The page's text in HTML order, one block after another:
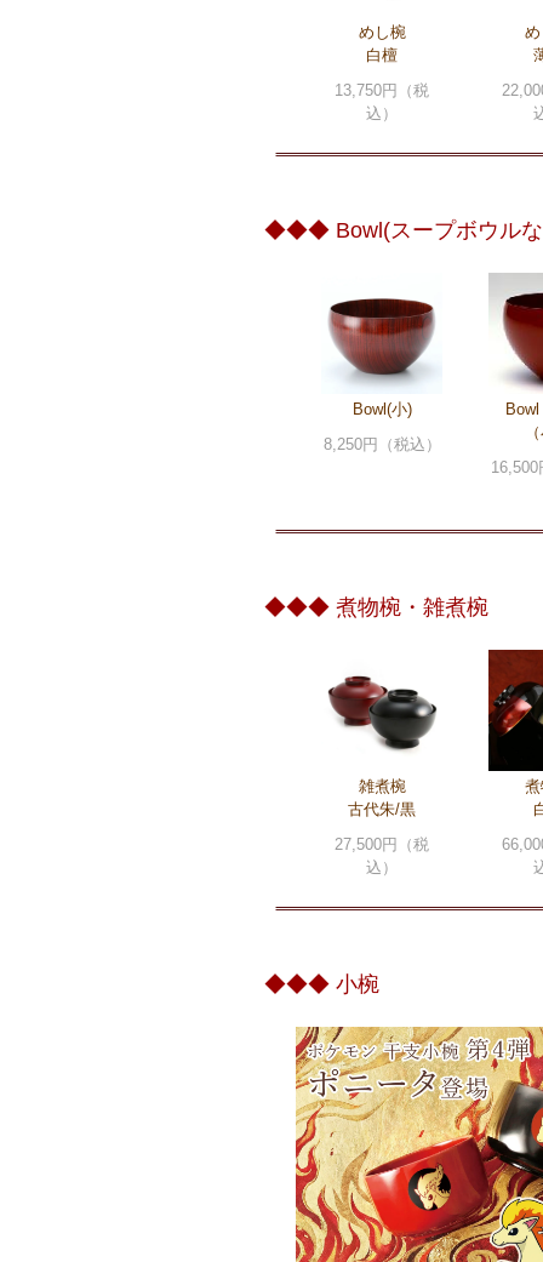
めし椀
白檀
13,750円（税
込）
◆◆◆ Bowl(スープボウル
Bowl(小)
8,250円（税込）
16,500
◆◆◆ 煮物椀・雑煮椀
雑煮椀
古代朱/黒
27,500円（税
込）
◆◆◆ 小椀